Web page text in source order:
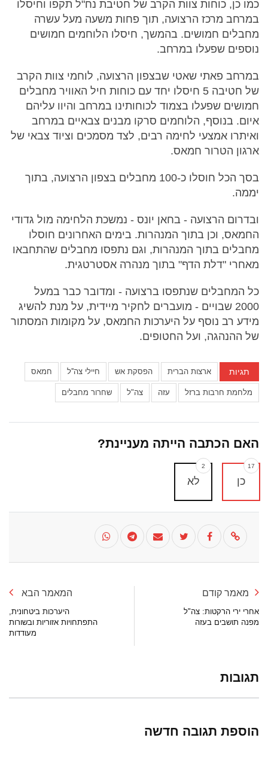
כמו כן, כוחות צוות הקרב של חטיבת נח"ל תקפו וחיסלו
במרחב מרכז הרצועה, תוך פחות משעה מעל עשרה
מחבלים חמושים. בהמשך, חיסלו הלוחמים חמושים
נוספים שפעלו במרחב.
במרחב פאתי שאטי שבצפון הרצועה, לוחמי צוות הקרב
של חטיבה 5 חיסלו יחד עם כוחות חיל האוויר מחבלים
חמושים שפעלו בצמוד לכוחותינו במרחב והיוו עליהם
איום. בנוסף, הלוחמים סרקו מבנים צבאיים במרחב
ואיתרו אמצעי לחימה רבים, לצד מסמכים וציוד צבאי של
ארגון הטרור חמאס.
בסך הכל חוסלו כ-100 מחבלים בצפון הרצועה, בתוך
יממה.
ובדרום הרצועה - בחאן יונס - נמשכת הלחימה מול גדודי
החמאס, וכן בתוך המנהרות. בימים האחרונים חוסלו
מחבלים בתוך המנהרות, וגם נתפסו מחבלים שהתחבאו
מאחרי "דלת הדף" בתוך מנהרה אסטרטגית.
כל המחבלים שנתפסו ברצועה - ומדובר כבר במעל
2000 שבויים - מועברים לחקיר מיידית, על מנת להשיג
מידע רב נוסף על היערכות החמאס, על מקומות המסתור
של ההנהגה, ועל החטופים.
תגיות ארצות הברית הפסקת אש חיילי צה''ל חמאס
מלחמת חרבות ברזל עזה צה"ל שחרור מחבלים
האם הכתבה הייתה מעניינת?
כן
17
לא
2
מאמר קודם
אחרי ירי הרקטות: צה"ל
מפנה תושבים בעזה
המאמר הבא
היערכות ביטחונית,
התפתחויות אזוריות ובשורות
מעודדות
תגובות
הוספת תגובה חדשה